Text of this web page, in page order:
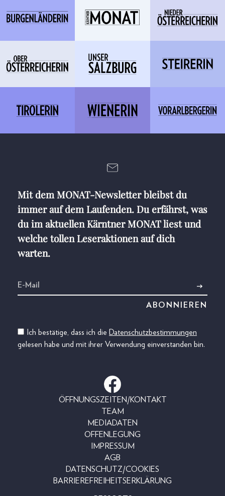
Mit dem MONAT-Newsletter bleibst du
immer auf dem Laufenden. Du erfährst, was
du im aktuellen Kärntner MONAT liest und
welche tollen Leseraktionen auf dich
warten.
Ich bestätige, dass ich die Datenschutzbestimmungen
gelesen habe und mit ihrer Verwendung einverstanden bin.
ÖFFNUNGSZEITEN/KONTAKT
TEAM
MEDIADATEN
OFFENLEGUNG
IMPRESSUM
AGB
DATENSCHUTZ/COOKIES
BARRIEREFREIHEITSERKLÄRUNG